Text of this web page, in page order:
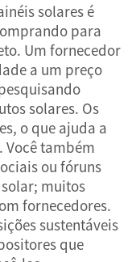
solares é
para
Um fornecedor
a um preço
solares. Os
o que ajuda a
Você também
ou fóruns
muitos
fornecedores.
sustentáveis
que